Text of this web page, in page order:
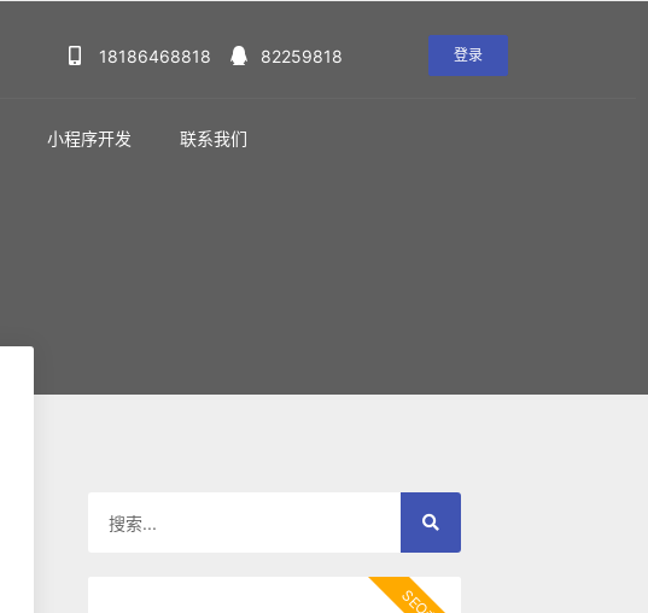
18186468818 82259818 登录
小程序开发 联系我们